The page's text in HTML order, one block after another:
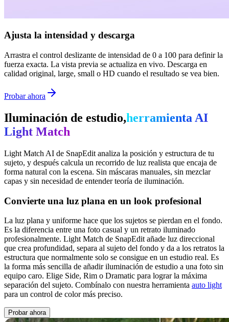
Ajusta la intensidad y descarga
Arrastra el control deslizante de intensidad de 0 a 100 para definir la
fuerza exacta. La vista previa se actualiza en vivo. Descarga en
calidad original, large, small o HD cuando el resultado se vea bien.
Probar ahora
Iluminación de estudio,herramienta AI
Light Match
Light Match AI de SnapEdit analiza la posición y estructura de tu
sujeto, y después calcula un recorrido de luz realista que encaja de
forma natural con la escena. Sin máscaras manuales, sin mezclar
capas y sin necesidad de entender teoría de iluminación.
Convierte una luz plana en un look profesional
La luz plana y uniforme hace que los sujetos se pierdan en el fondo.
Es la diferencia entre una foto casual y un retrato iluminado
profesionalmente. Light Match de SnapEdit añade luz direccional
que crea profundidad, separa al sujeto del fondo y da a los retratos la
estructura que normalmente solo se consigue en un estudio real. Es
la forma más sencilla de añadir iluminación de estudio a una foto sin
equipo caro. Elige Side, Rim o Dramatic para lograr la máxima
separación del sujeto. Combínalo con nuestra herramienta auto light
para un control de color más preciso.
Probar ahora